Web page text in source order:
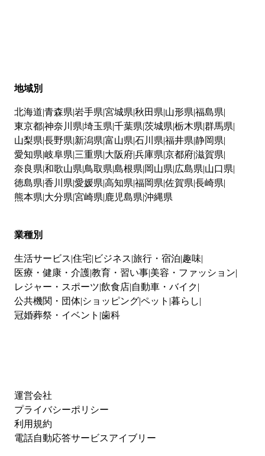
地域別
北海道 青森県 岩手県 宮城県 秋田県 山形県 福島県
東京都神奈川県 埼玉県 千葉県 茨城県 栃木県 群馬県
山梨県 長野県 新潟県 富山県 石川県 福井県 静岡県
愛知県 岐阜県 三重県 大阪府兵庫県 京都府滋賀県
奈良県 和歌山県 鳥取県 島根県 岡山県 広島県 山口県
徳島県 香川県 愛媛県 高知県 福岡県 佐賀県 長崎県
熊本県 大分県 宮崎県 鹿児島県 沖縄県
業種別
生活サービス 住宅 ビジネス 旅行・宿泊 趣味
医療・健康・介護教育・習い事 美容・ファッション
レジャー・スポーツ 飲食店 自動車・バイク
公共機関・団体 ショッピングペット 暮らし
冠婚葬祭・イベント 歯科
運営会社
プライバシーポリシー
利用規約
電話自動応答サービスアイブリー